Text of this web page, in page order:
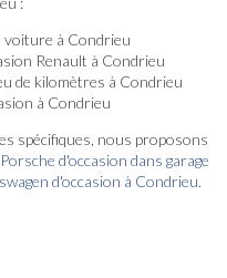
voiture à Condrieu
Renault à Condrieu
de kilomètres à Condrieu
à Condrieu
spécifiques, nous proposons
d'occasion dans garage
d'occasion à Condrieu.